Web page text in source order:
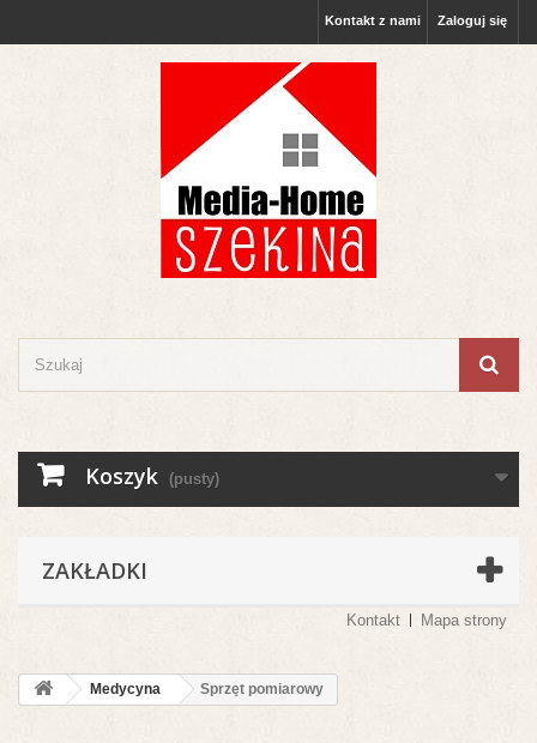
Zaloguj się
Kontakt z nami
Koszyk (pusty)
ZAKŁADKI
Kontakt Mapa strony
Medycyna Sprzęt pomiarowy